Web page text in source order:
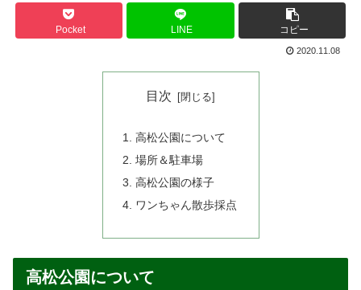
Pocket LINE コピー
2020.11.08
目次
高松公園について
場所＆駐車場
高松公園の様子
ワンちゃん散歩採点
高松公園について